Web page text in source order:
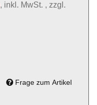
, inkl. MwSt. , zzgl.
Frage zum Artikel